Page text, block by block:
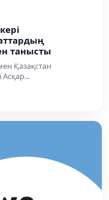
танысты
Қазақстан